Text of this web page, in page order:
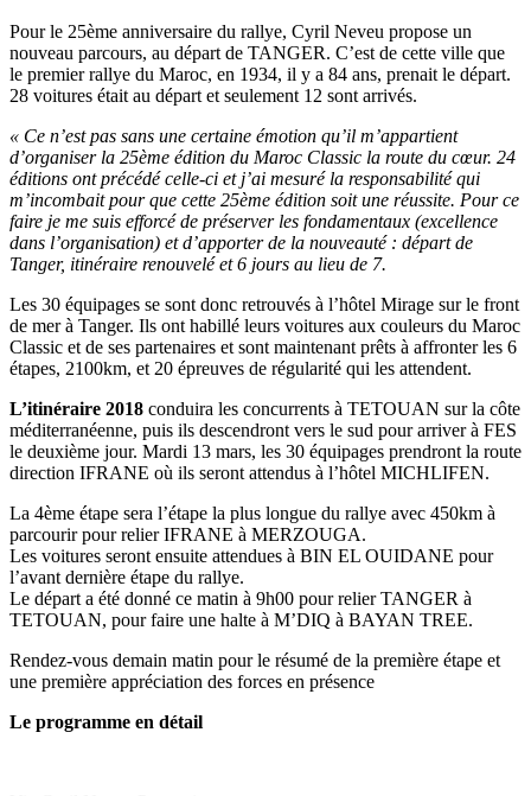
Pour le 25ème anniversaire du rallye, Cyril Neveu propose un
nouveau parcours, au départ de TANGER. C’est de cette ville que
le premier rallye du Maroc, en 1934, il y a 84 ans, prenait le départ.
28 voitures était au départ et seulement 12 sont arrivés.
« Ce n’est pas sans une certaine émotion qu’il m’appartient
d’organiser la 25ème édition du Maroc Classic la route du cœur. 24
éditions ont précédé celle-ci et j’ai mesuré la responsabilité qui
m’incombait pour que cette 25ème édition soit une réussite. Pour ce
faire je me suis efforcé de préserver les fondamentaux (excellence
dans l’organisation) et d’apporter de la nouveauté : départ de
Tanger, itinéraire renouvelé et 6 jours au lieu de 7.
Les 30 équipages se sont donc retrouvés à l’hôtel Mirage sur le front
de mer à Tanger. Ils ont habillé leurs voitures aux couleurs du Maroc
Classic et de ses partenaires et sont maintenant prêts à affronter les 6
étapes, 2100km, et 20 épreuves de régularité qui les attendent.
L’itinéraire 2018 conduira les concurrents à TETOUAN sur la côte
méditerranéenne, puis ils descendront vers le sud pour arriver à FES
le deuxième jour. Mardi 13 mars, les 30 équipages prendront la route
direction IFRANE où ils seront attendus à l’hôtel MICHLIFEN.
La 4ème étape sera l’étape la plus longue du rallye avec 450km à
parcourir pour relier IFRANE à MERZOUGA.
Les voitures seront ensuite attendues à BIN EL OUIDANE pour
l’avant dernière étape du rallye.
Le départ a été donné ce matin à 9h00 pour relier TANGER à
TETOUAN, pour faire une halte à M’DIQ à BAYAN TREE.
Rendez-vous demain matin pour le résumé de la première étape et
une première appréciation des forces en présence
Le programme en détail